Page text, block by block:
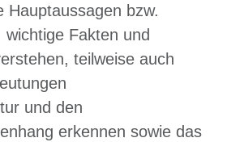
Hauptaussagen bzw.
wichtige Fakten und
teilweise auch
und den
erkennen sowie das